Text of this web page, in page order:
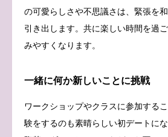
の可愛らしさや不思議さは、緊張を
引き出します。共に楽しい時間を過
みやすくなります。
一緒に何か新しいことに挑戦
ワークショップやクラスに参加する
験をするのも素晴らしい初デートに